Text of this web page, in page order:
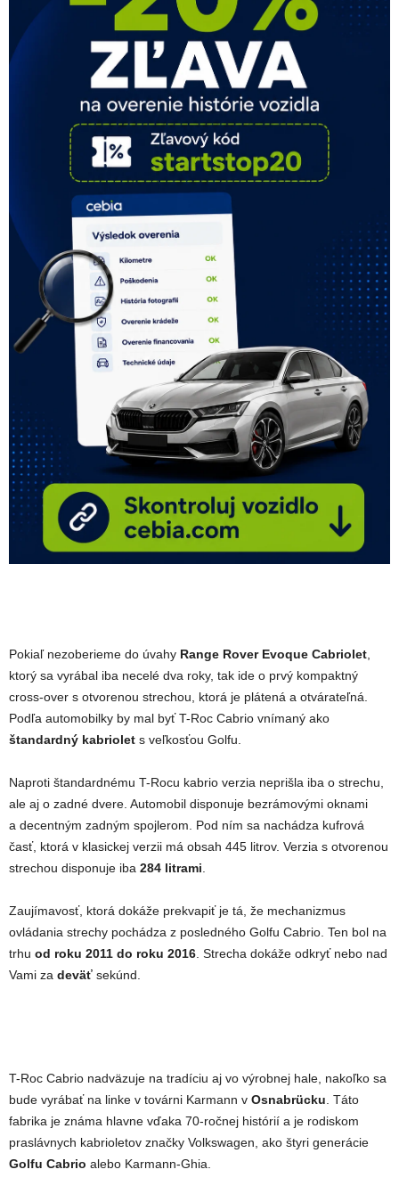
Pokiaľ nezoberieme do úvahy Range Rover Evoque Cabriolet,
ktorý sa vyrábal iba necelé dva roky, tak ide o prvý kompaktný
cross-over s otvorenou strechou, ktorá je plátená a otvárateľná.
Podľa automobilky by mal byť T-Roc Cabrio vnímaný ako
štandardný kabriolet s veľkosťou Golfu.
Naproti štandardnému T-Rocu kabrio verzia neprišla iba o strechu,
ale aj o zadné dvere. Automobil disponuje bezrámovými oknami
a decentným zadným spojlerom. Pod ním sa nachádza kufrová
časť, ktorá v klasickej verzii má obsah 445 litrov. Verzia s otvorenou
strechou disponuje iba 284 litrami.
Zaujímavosť, ktorá dokáže prekvapiť je tá, že mechanizmus
ovládania strechy pochádza z posledného Golfu Cabrio. Ten bol na
trhu od roku 2011 do roku 2016. Strecha dokáže odkryť nebo nad
Vami za deväť sekúnd.
T-Roc Cabrio nadväzuje na tradíciu aj vo výrobnej hale, nakoľko sa
bude vyrábať na linke v továrni Karmann v Osnabrücku. Táto
fabrika je známa hlavne vďaka 70-ročnej histórií a je rodiskom
praslávnych kabrioletov značky Volkswagen, ako štyri generácie
Golfu Cabrio alebo Karmann-Ghia.